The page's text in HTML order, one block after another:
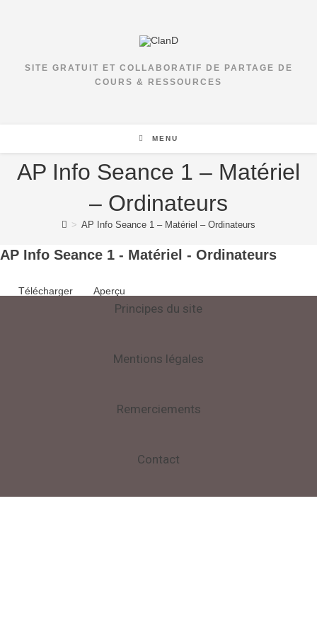
SITE GRATUIT ET COLLABORATIF DE PARTAGE DE
COURS & RESSOURCES
MENU
AP Info Seance 1 – Matériel
– Ordinateurs
> AP Info Seance 1 – Matériel – Ordinateurs
AP Info Seance 1 - Matériel - Ordinateurs
Télécharger Aperçu
Principes du site
Mentions légales
Remerciements
Contact